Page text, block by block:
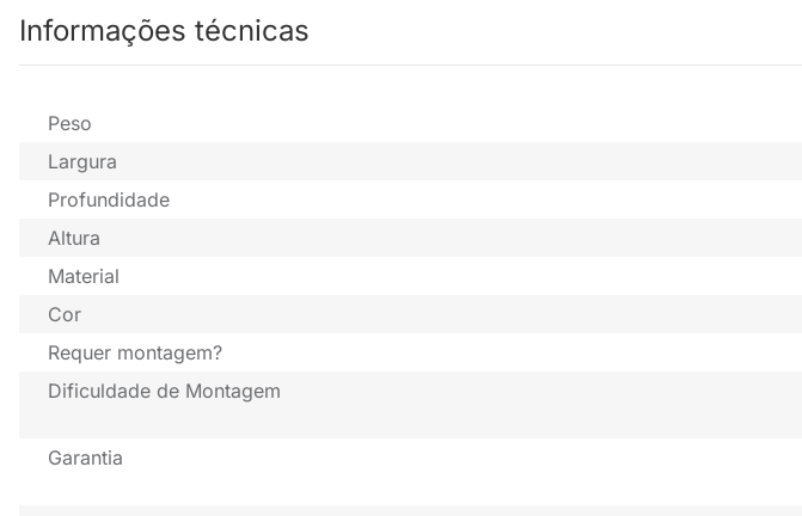
Informações técnicas
Peso
Largura
Profundidade
Altura
Material
Cor
Requer montagem?
Dificuldade de Montagem
Garantia